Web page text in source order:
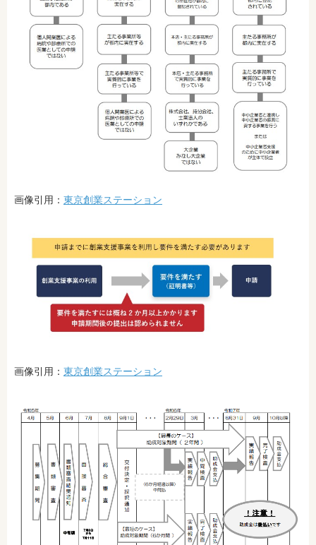
画像引用： 東京創業ステーション
画像引用： 東京創業ステーション